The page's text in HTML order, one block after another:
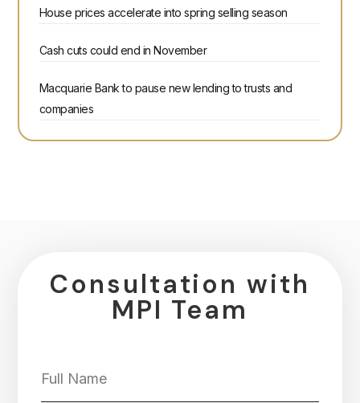
House prices accelerate into spring selling season
Cash cuts could end in November
Macquarie Bank to pause new lending to trusts and
companies
Consultation with
MPI Team